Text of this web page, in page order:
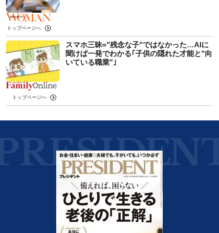
トップページへ
スマホ三昧="残念な子"ではなかった…AIに
聞けば一発でわかる｢子供の隠れた才能と"向
いている職業"｣
トップページへ